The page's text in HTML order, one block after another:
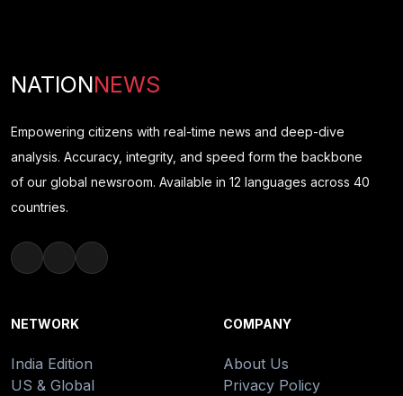
NATIONNEWS
Empowering citizens with real-time news and deep-dive
analysis. Accuracy, integrity, and speed form the backbone
of our global newsroom. Available in 12 languages across 40
countries.
NETWORK
India Edition
US & Global
COMPANY
About Us
Privacy Policy